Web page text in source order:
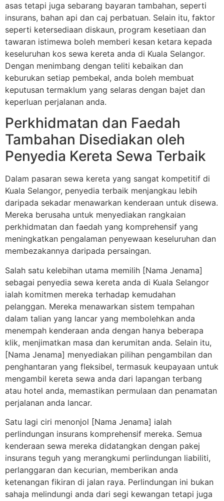
asas tetapi juga sebarang bayaran tambahan, seperti
insurans, bahan api dan caj perbatuan. Selain itu, faktor
seperti ketersediaan diskaun, program kesetiaan dan
tawaran istimewa boleh memberi kesan ketara kepada
keseluruhan kos sewa kereta anda di Kuala Selangor.
Dengan menimbang dengan teliti kebaikan dan
keburukan setiap pembekal, anda boleh membuat
keputusan termaklum yang selaras dengan bajet dan
keperluan perjalanan anda.
Perkhidmatan dan Faedah
Tambahan Disediakan oleh
Penyedia Kereta Sewa Terbaik
Dalam pasaran sewa kereta yang sangat kompetitif di
Kuala Selangor, penyedia terbaik menjangkau lebih
daripada sekadar menawarkan kenderaan untuk disewa.
Mereka berusaha untuk menyediakan rangkaian
perkhidmatan dan faedah yang komprehensif yang
meningkatkan pengalaman penyewaan keseluruhan dan
membezakannya daripada persaingan.
Salah satu kelebihan utama memilih [Nama Jenama]
sebagai penyedia sewa kereta anda di Kuala Selangor
ialah komitmen mereka terhadap kemudahan
pelanggan. Mereka menawarkan sistem tempahan
dalam talian yang lancar yang membolehkan anda
menempah kenderaan anda dengan hanya beberapa
klik, menjimatkan masa dan kerumitan anda. Selain itu,
[Nama Jenama] menyediakan pilihan pengambilan dan
penghantaran yang fleksibel, termasuk keupayaan untuk
mengambil kereta sewa anda dari lapangan terbang
atau hotel anda, memastikan permulaan dan penamatan
perjalanan anda lancar.
Satu lagi ciri menonjol [Nama Jenama] ialah
perlindungan insurans komprehensif mereka. Semua
kenderaan sewa mereka didatangkan dengan pakej
insurans teguh yang merangkumi perlindungan liabiliti,
perlanggaran dan kecurian, memberikan anda
ketenangan fikiran di jalan raya. Perlindungan ini bukan
sahaja melindungi anda dari segi kewangan tetapi juga